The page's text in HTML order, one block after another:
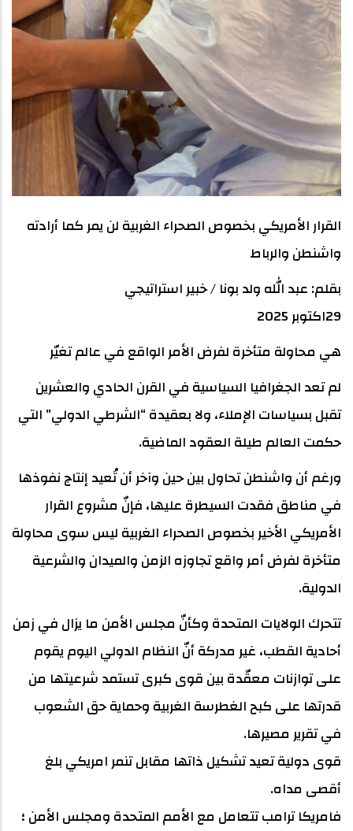
القرار الأمريكي بخصوص الصحراء الغربية لن يمر كما أرادته
واشنطن والرباط
بقلم: عبد الله ولد بونا / خبير استراتيجي
29اكتوبر 2025
هي محاولة متأخرة لفرض الأمر الواقع في عالم تغيّر
لم تعد الجغرافيا السياسية في القرن الحادي والعشرين
تقبل بسياسات الإملاء، ولا بعقيدة “الشرطي الدولي” التي
حكمت العالم طيلة العقود الماضية.
ورغم أن واشنطن تحاول بين حين وآخر أن تُعيد إنتاج نفوذها
في مناطق فقدت السيطرة عليها، فإنّ مشروع القرار
الأمريكي الأخير بخصوص الصحراء الغربية ليس سوى محاولة
متأخرة لفرض أمر واقع تجاوزه الزمن والميدان والشرعية
الدولية.
تتحرك الولايات المتحدة وكأنّ مجلس الأمن ما يزال في زمن
أحادية القطب، غير مدركة أنّ النظام الدولي اليوم يقوم
على توازنات معقّدة بين قوى كبرى تستمد شرعيتها من
قدرتها على كبح الغطرسة الغربية وحماية حق الشعوب
في تقرير مصيرها.
قوى دولية تعيد تشكيل ذاتها مقابل تنمر امريكي بلغ
أقصى مداه.
فامريكا ترامب تتعامل مع الأمم المتحدة ومجلس الأمن ؛